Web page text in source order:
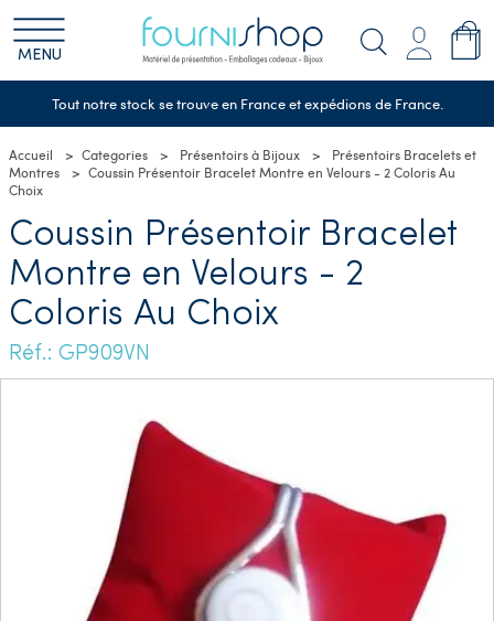
MENU
Tout notre stock se trouve en France et expédions de France.
Accueil Categories Présentoirs à Bijoux
Présentoirs Bracelets et
Montres
Coussin Présentoir Bracelet Montre en Velours - 2 Coloris Au
Choix
Coussin Présentoir Bracelet
Montre en Velours - 2
Coloris Au Choix
Réf.: GP909VN